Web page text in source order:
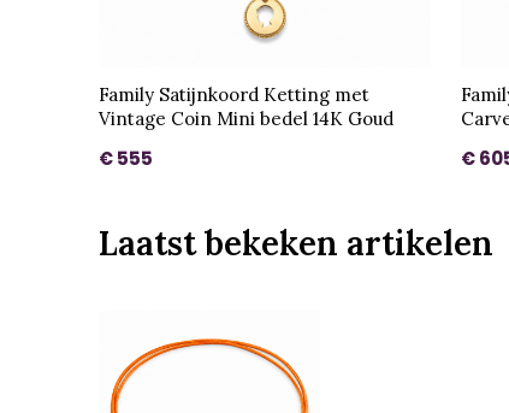
Family Satijnkoord Ketting met
Vintage Coin Mini bedel 14K Goud
€ 555 €
Laatst bekeken artikelen